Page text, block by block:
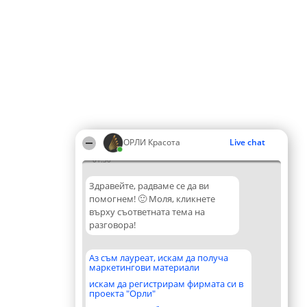
ОРЛИ Красота Live chat
01:30
Здравейте, радваме се да ви
помогнем! 🙂 Моля, кликнете
върху съответната тема на
разговора!
Аз съм лауреат, искам да получа
маркетингови материали
искам да регистрирам фирмата си в
проекта "Орли"